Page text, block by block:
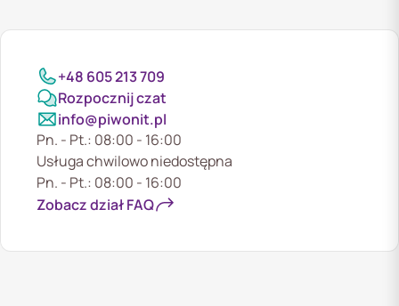
+48 605 213 709
Rozpocznij czat
info@piwonit.pl
Pn. - Pt.: 08:00 - 16:00
Usługa chwilowo niedostępna
Pn. - Pt.: 08:00 - 16:00
Zobacz dział FAQ